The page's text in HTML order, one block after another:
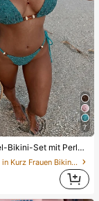
7
Damen Häkel-Bikini-Set mit Perlen, Neckholder, rückenfrei, sexy, 2-teiliger Badeanzug im Boho-Stil, geeignet für Strand, Urlaub und Poolparty im Sommer, Resort-Wear
in Kurz Frauen Bikini-Sets